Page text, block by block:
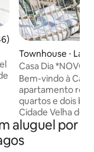
avaliação média de
Townhouse ⋅
Casa Dia *NOVO*
c Varanda
Bem-vindo à
apartamento
quartos e dois
Cidade Velha de
lado de fora das
cidade e está a
de tudo o que
aluguel por